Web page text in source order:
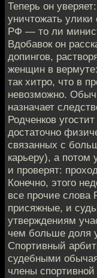
Теперь он
уничтожать
РФ — то ли
Вдобавок он
допингов,
женщин в
так хитро, что в
невозможно.
назначает
Родченков
достаточно
связанных с
карьеру), а потом
и проверят:
Конечно, этого
все прочие слова
присяжные, и
утверждениям
чем больше доля
Спортивный
судебными
члены спортивной